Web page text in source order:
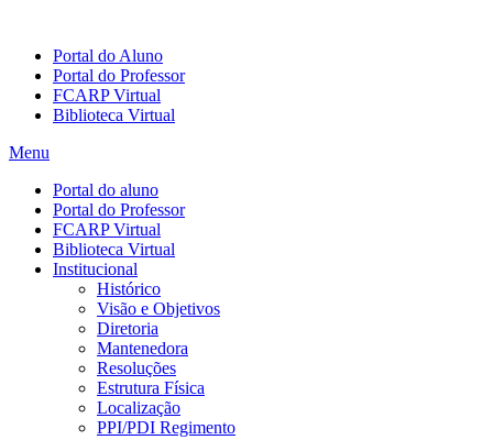
Portal do Aluno
Portal do Professor
FCARP Virtual
Biblioteca Virtual
Menu
Portal do aluno
Portal do Professor
FCARP Virtual
Biblioteca Virtual
Institucional
Histórico
Visão e Objetivos
Diretoria
Mantenedora
Resoluções
Estrutura Física
Localização
PPI/PDI Regimento